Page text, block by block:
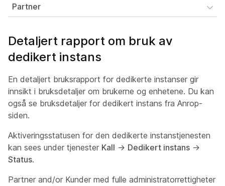
Partner
Detaljert rapport om bruk av
dedikert instans
En detaljert bruksrapport for dedikerte instanser gir
innsikt i bruksdetaljer om brukerne og enhetene. Du kan
også se bruksdetaljer for dedikert instans fra Anrop-
siden.
Aktiveringsstatusen for den dedikerte instanstjenesten
kan sees under tjenester Kall → Dedikert instans →
Status.
Partner and/or Kunder med fulle administratorrettigheter